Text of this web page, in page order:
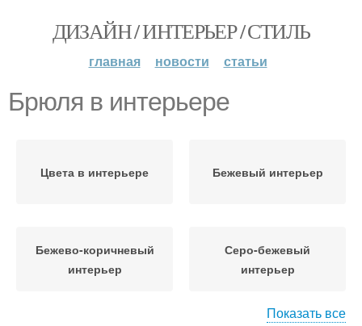
ДИЗАЙН / ИНТЕРЬЕР / СТИЛЬ
главная новости статьи
Брюля в интерьере
Цвета в интерьере Бежевый интерьер
Бежево-коричневый
интерьер
Серо-бежевый
интерьер
Показать все